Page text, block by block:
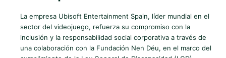
La empresa Ubisoft Entertainment Spain, líder mundial en el
sector del videojuego, refuerza su compromiso con la
inclusión y la responsabilidad social corporativa a través de
una colaboración con la Fundación Nen Déu, en el marco del